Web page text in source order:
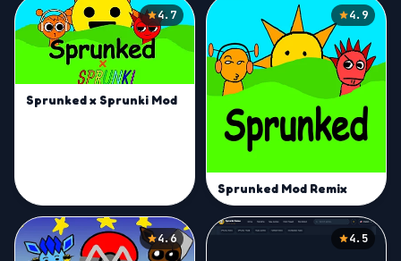
4.7
Sprunked x Sprunki Mod
4.9
Sprunked Mod Remix
4.6 4.5